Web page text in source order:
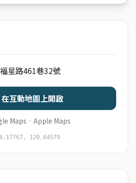
Tirto\'s
出生時辰
僅用於即時分析，不會儲存於伺服器
星路461巷32號
在互動地圖上開啟
Maps · Apple Maps
120.64579